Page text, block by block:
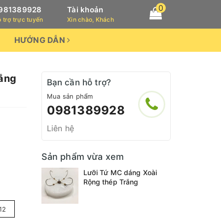
trợ trực tuyến
Tài khoản
Xin chào, Khách
0
HƯỚNG DẪN
Bạn cần hỗ trợ?
Mua sản phẩm
0981389928
Liên hệ
Sản phẩm vừa xem
Lưỡi Tứ MC dáng Xoài
Rộng thép Trắng